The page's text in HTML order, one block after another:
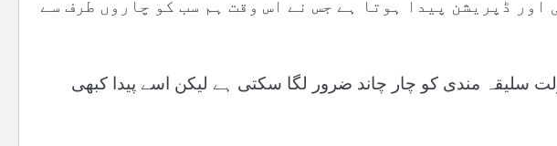
اور ڈپریشن پیدا ہوتا ہے جس نے اس وقت ہم سب کو چاروں طرف سے
سلیقہ مندی کو چار چاند ضرور لگا سکتی ہے لیکن اسے پیدا کبھی